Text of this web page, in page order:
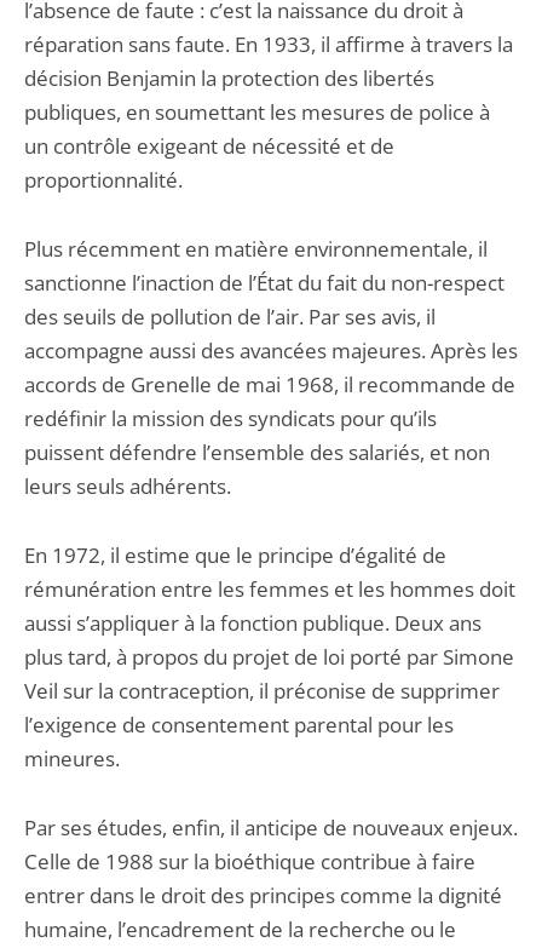
l’absence de faute : c’est la naissance du droit à
réparation sans faute. En 1933, il affirme à travers la
décision Benjamin la protection des libertés
publiques, en soumettant les mesures de police à
un contrôle exigeant de nécessité et de
proportionnalité.
Plus récemment en matière environnementale, il
sanctionne l’inaction de l’État du fait du non-respect
des seuils de pollution de l’air. Par ses avis, il
accompagne aussi des avancées majeures. Après les
accords de Grenelle de mai 1968, il recommande de
redéfinir la mission des syndicats pour qu’ils
puissent défendre l’ensemble des salariés, et non
leurs seuls adhérents.
En 1972, il estime que le principe d’égalité de
rémunération entre les femmes et les hommes doit
aussi s’appliquer à la fonction publique. Deux ans
plus tard, à propos du projet de loi porté par Simone
Veil sur la contraception, il préconise de supprimer
l’exigence de consentement parental pour les
mineures.
Par ses études, enfin, il anticipe de nouveaux enjeux.
Celle de 1988 sur la bioéthique contribue à faire
entrer dans le droit des principes comme la dignité
humaine, l’encadrement de la recherche ou le